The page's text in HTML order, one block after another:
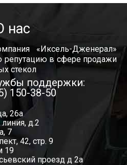
нас
«Иксель-Дженерал»
репутацию в сфере продажи
стекол
поддержки:
150-38-50
26а
д.2
7
42, стр. 9
19
проезд д 2а